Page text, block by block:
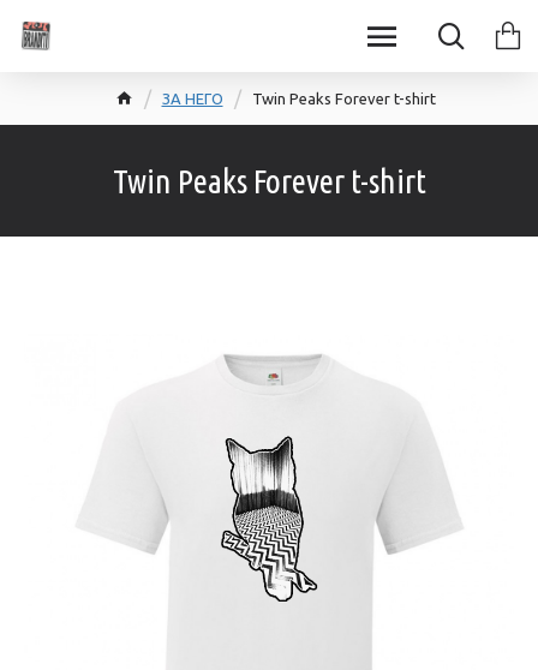
ЗА НЕГО Twin Peaks Forever t-shirt
Twin Peaks Forever t-shirt